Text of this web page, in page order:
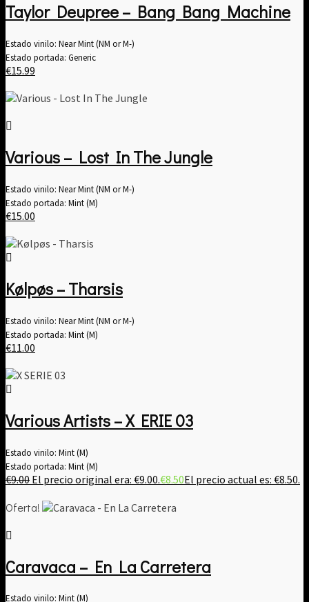
Taylor Deupree – Bang Bang Machine
Estado vinilo: Near Mint (NM or M-)
Estado portada: Generic
€15.99
Various – Lost In The Jungle
Estado vinilo: Near Mint (NM or M-)
Estado portada: Mint (M)
€15.00
Kølpøs – Tharsis
Estado vinilo: Near Mint (NM or M-)
Estado portada: Mint (M)
€11.00
Various Artists ‎– X ERIE 03
Estado vinilo: Mint (M)
Estado portada: Mint (M)
€9.00 El precio original era: €9.00.€8.50El precio actual es: €8.50.
Oferta!
Caravaca – En La Carretera
Estado vinilo: Mint (M)